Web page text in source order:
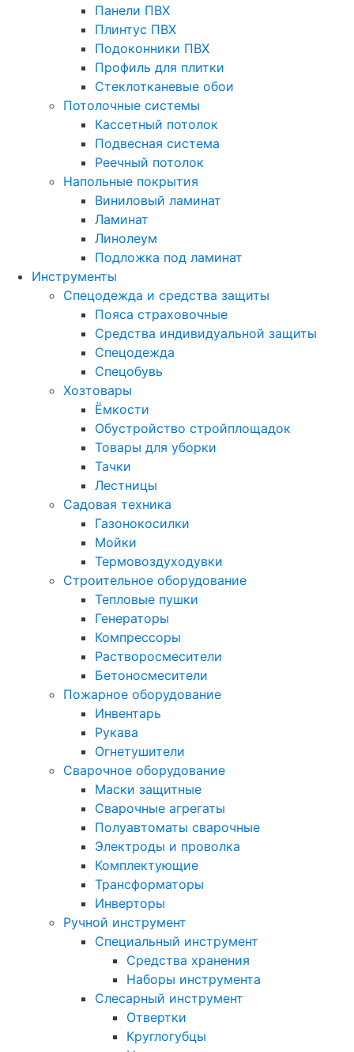
Панели ПВХ
Плинтус ПВХ
Подоконники ПВХ
Профиль для плитки
Стеклотканевые обои
Потолочные системы
Кассетный потолок
Подвесная система
Реечный потолок
Напольные покрытия
Виниловый ламинат
Ламинат
Линолеум
Подложка под ламинат
Инструменты
Спецодежда и средства защиты
Пояса страховочные
Средства индивидуальной защиты
Спецодежда
Спецобувь
Хозтовары
Ёмкости
Обустройство стройплощадок
Товары для уборки
Тачки
Лестницы
Садовая техника
Газонокосилки
Мойки
Термовоздуходувки
Строительное оборудование
Тепловые пушки
Генераторы
Компрессоры
Растворосмесители
Бетоносмесители
Пожарное оборудование
Инвентарь
Рукава
Огнетушители
Сварочное оборудование
Маски защитные
Сварочные агрегаты
Полуавтоматы сварочные
Электроды и проволка
Комплектующие
Трансформаторы
Инверторы
Ручной инструмент
Специальный инструмент
Средства хранения
Наборы инструмента
Слесарный инструмент
Отвертки
Круглогубцы